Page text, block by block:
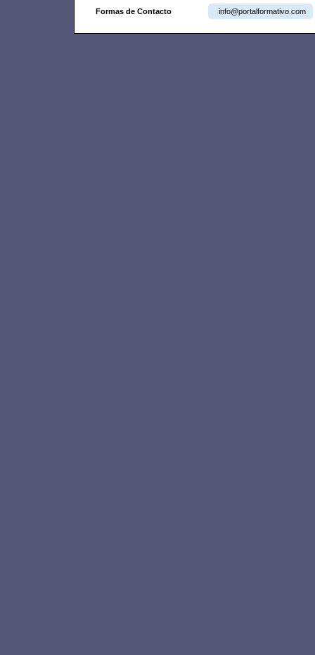
Formas de Contacto info@portalformativo.com